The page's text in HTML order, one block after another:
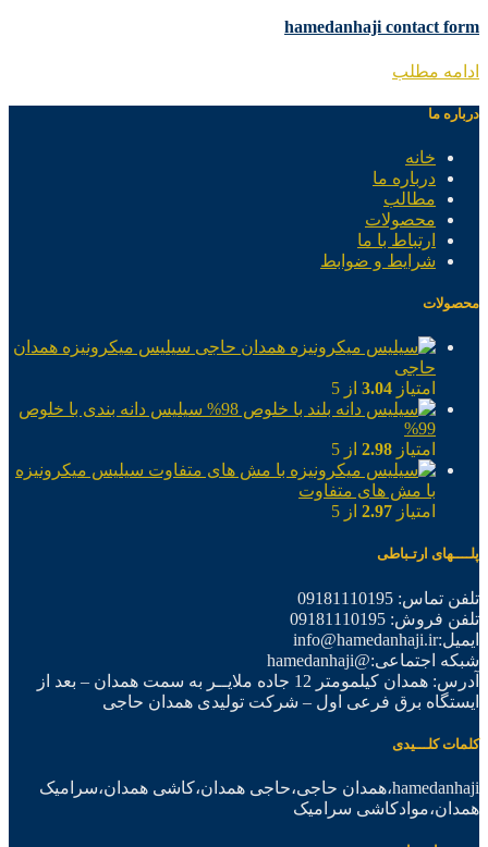
hamedanhaji contact form
ادامه مطلب
درباره ما
خانه
درباره ما
مطالب
محصولات
ارتباط با ما
شرایط و ضوابط
محصولات
سیلیس میکرونیزه همدان
حاجی
امتیاز 3.04 از 5
سیلیس دانه بندی با خلوص
99%
امتیاز 2.98 از 5
سیلیس میکرونیزه
با مش های متفاوت
امتیاز 2.97 از 5
پلــــهای ارتـباطی
تلفن تماس: 09181110195
تلفن فروش: 09181110195
ایمیل:info@hamedanhaji.ir
شبکه اجتماعی:@hamedanhaji
آدرس: همدان کیلمومتر 12 جاده ملایــر به سمت همدان – بعد از
ایستگاه برق فرعی اول – شرکت تولیدی همدان حاجی
کلمات کلـــیدی
hamedanhaji،همدان حاجی،حاجی همدان،کاشی همدان،سرامیک
همدان،موادکاشی سرامیک